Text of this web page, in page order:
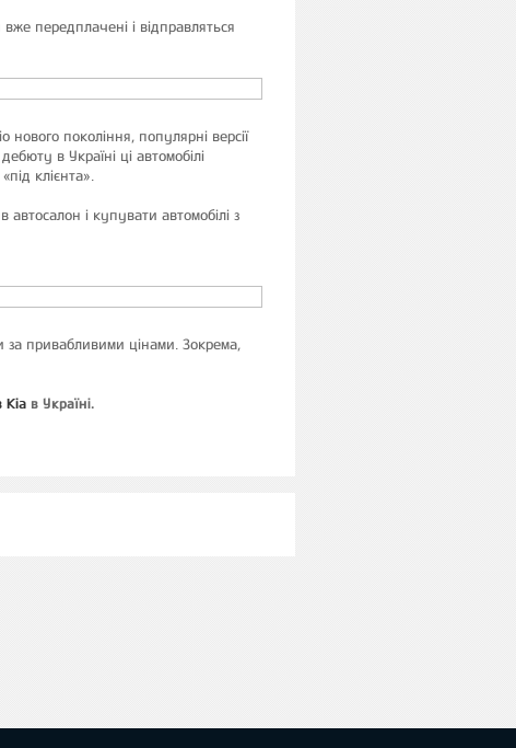
передплачені і відправляться
покоління, популярні версії
в Україні ці автомобілі
клієнта».
і купувати автомобілі з
за привабливими цінами. Зокрема,
Kia в Україні.